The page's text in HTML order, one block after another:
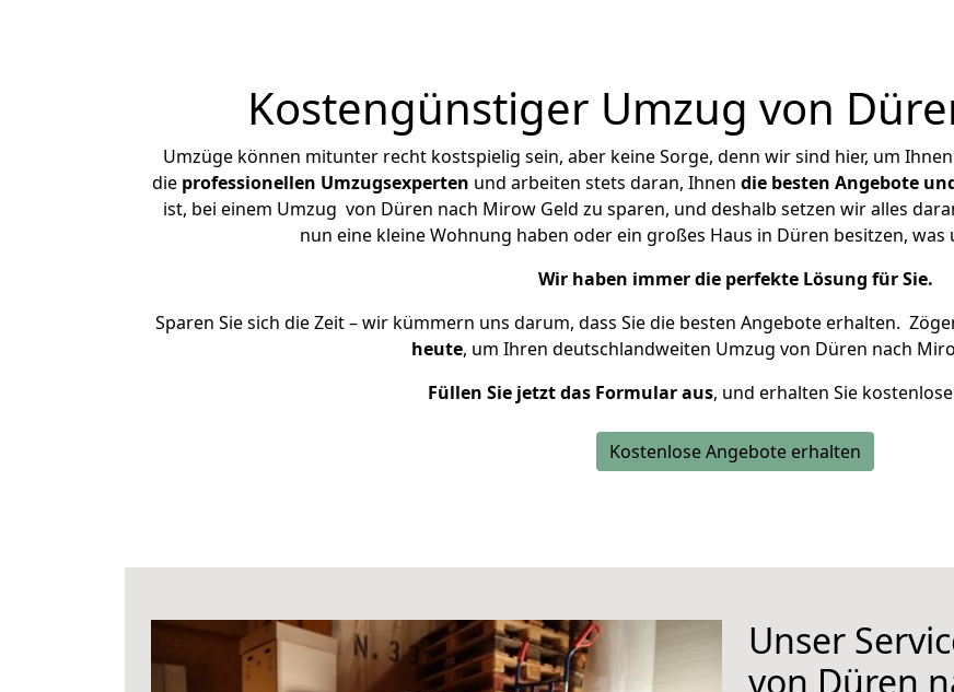
Kostengünstiger Umzug von
Umzüge können mitunter recht kostspielig sein, aber keine Sorge, denn wir sind hier, um
die professionellen Umzugsexperten und arbeiten stets daran, Ihnen die besten Angebote
ist, bei einem Umzug von Düren nach Mirow Geld zu sparen, und deshalb setzen wir alles
nun eine kleine Wohnung haben oder ein großes Haus in Düren besitzen,
Wir haben immer die perfekte Lösung für Sie.
Sparen Sie sich die Zeit – wir kümmern uns darum, dass Sie die besten Angebote erhalten.
heute, um Ihren deutschlandweiten Umzug von Düren nach
Füllen Sie jetzt das Formular aus, und erhalten Sie
Kostenlose Angebote erhalten
Unser
von Düren